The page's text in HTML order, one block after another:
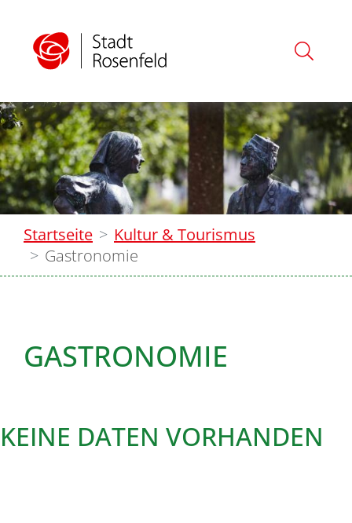
Startseite
Kultur & Tourismus
Gastronomie
GASTRONOMIE
KEINE DATEN VORHANDEN